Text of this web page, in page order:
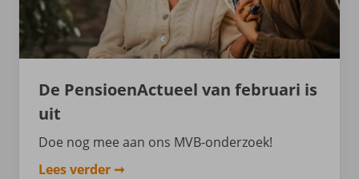
De PensioenActueel van februari is
uit
Doe nog mee aan ons MVB-onderzoek!
Lees verder